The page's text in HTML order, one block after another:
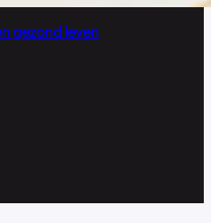
gezond leven